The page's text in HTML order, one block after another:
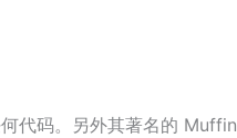
代码。另外其著名的